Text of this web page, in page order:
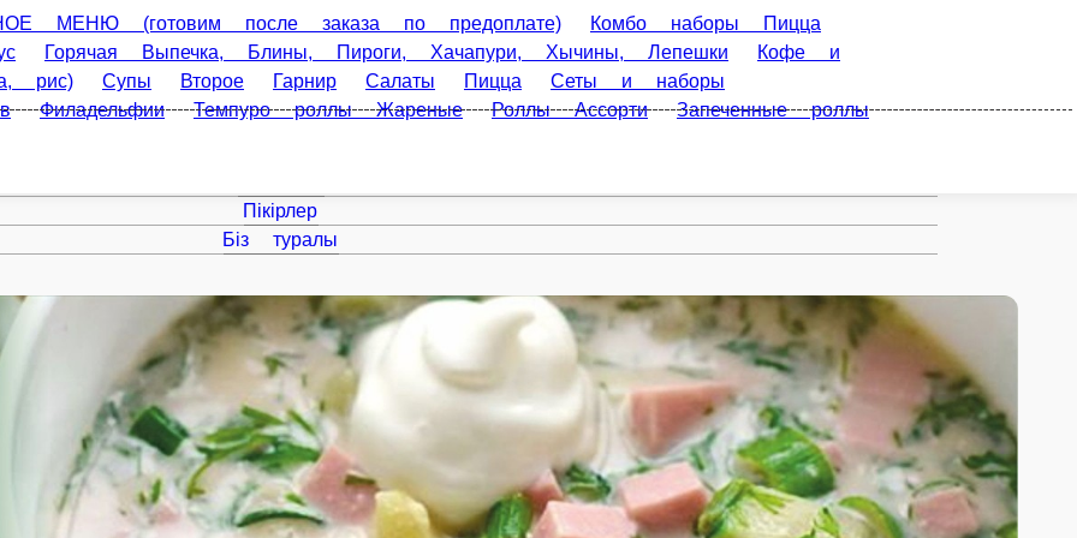
Пікірлер
Біз туралы
после заказа по предоплате) Комбо наборы Пицца +Роллы
Вкусные
Пироги, Хачапури, Хычины, Лепешки Кофе и чай Фастфуд
WOK КОРОБОЧКА (лапша,
Сеты и наборы роллов Акционные сеты, наборы роллов Филадельфии
Темпуро роллы
Классические маки роллы